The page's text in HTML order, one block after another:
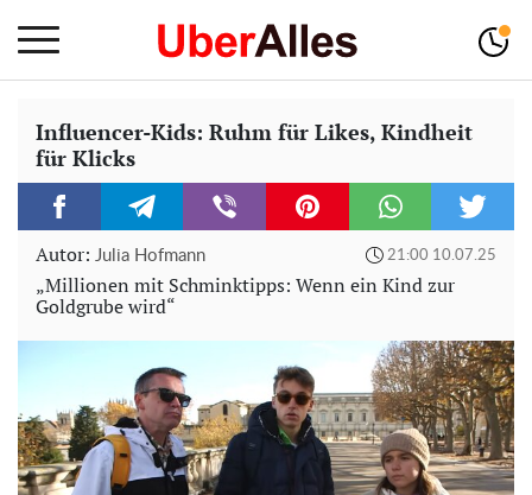
Influencer-Kids: Ruhm für Likes, Kindheit
für Klicks
Autor: Julia Hofmann 21:00 10.07.25
„Millionen mit Schminktipps: Wenn ein Kind zur
Goldgrube wird“